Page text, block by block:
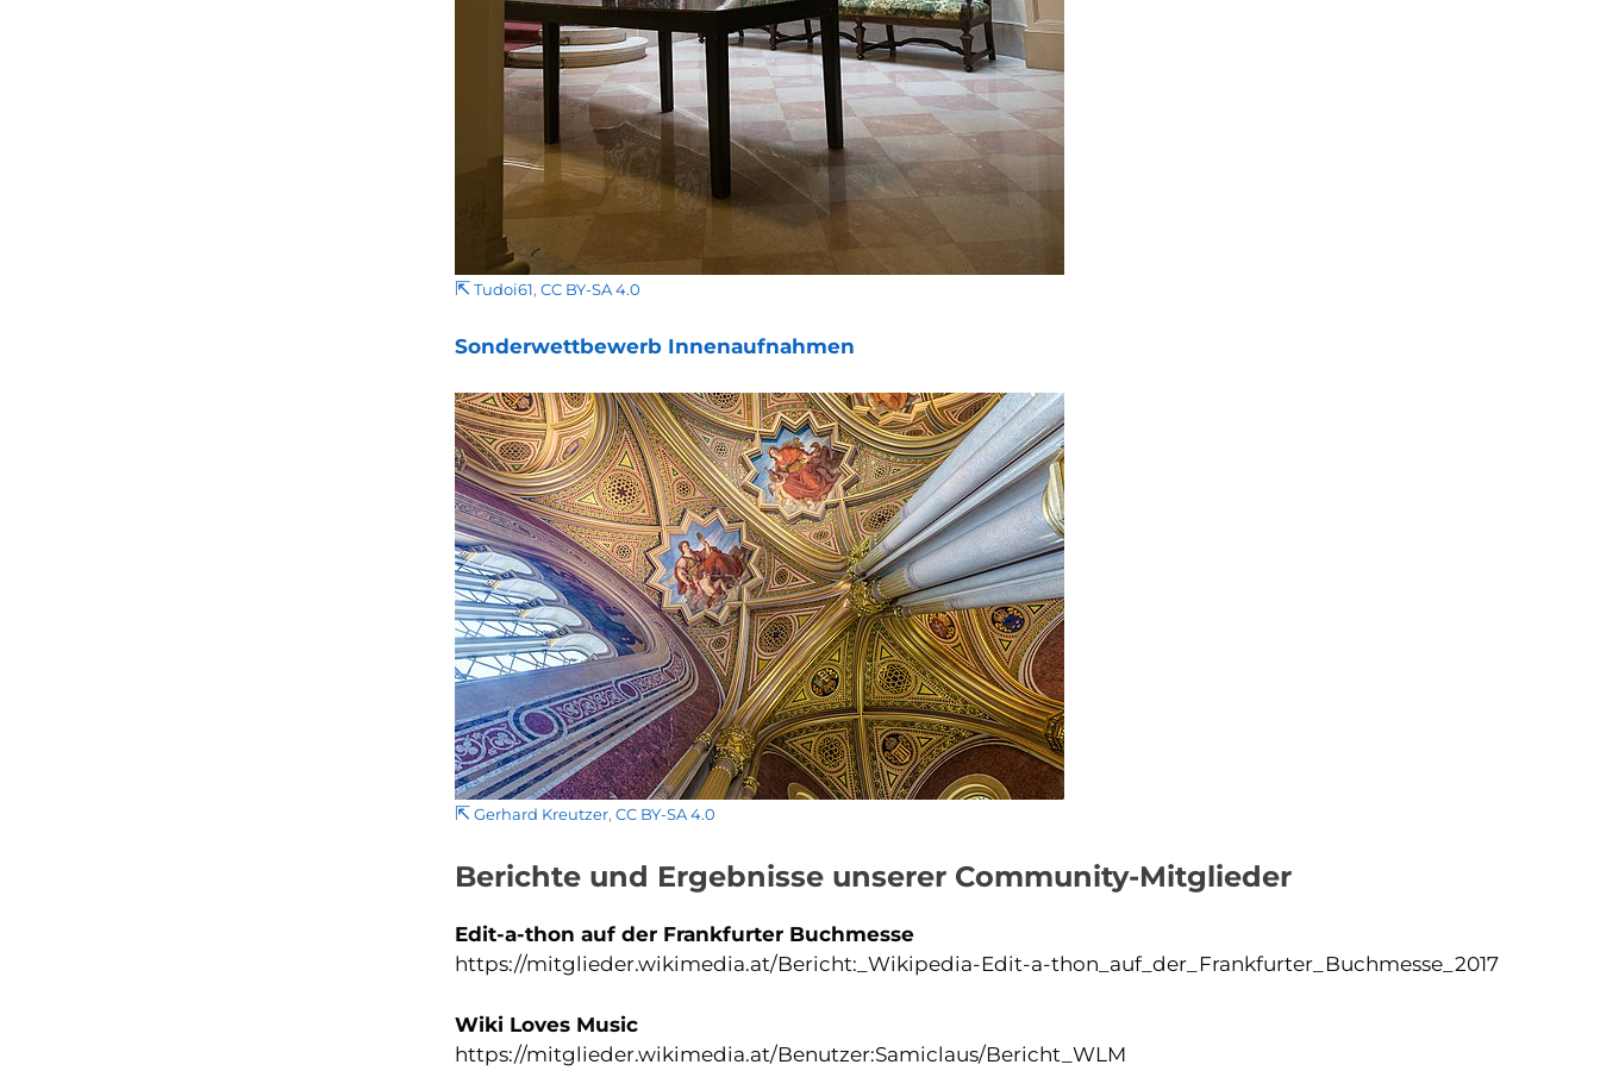
⇱ Tudoi61, CC BY-SA 4.0
Sonderwettbewerb Innenaufnahmen
⇱ Gerhard Kreutzer, CC BY-SA 4.0
Berichte und Ergebnisse unserer Community-Mitglieder
Edit-a-thon auf der Frankfurter Buchmesse
https://mitglieder.wikimedia.at/Bericht:_Wikipedia-Edit-a-thon_auf_der_Frankfurter_Buchmesse_2017
Wiki Loves Music
https://mitglieder.wikimedia.at/Benutzer:Samiclaus/Bericht_WLM